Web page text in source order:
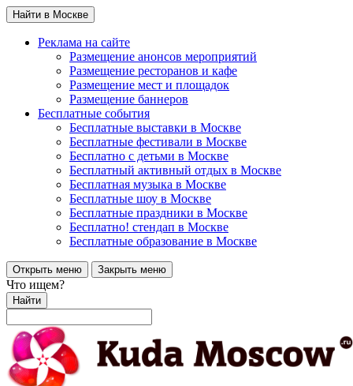
Найти в Москве
Реклама на сайте
Размещение анонсов мероприятий
Размещение ресторанов и кафе
Размещение мест и площадок
Размещение баннеров
Бесплатные события
Бесплатные выставки в Москве
Бесплатные фестивали в Москве
Бесплатно с детьми в Москве
Бесплатный активный отдых в Москве
Бесплатная музыка в Москве
Бесплатные шоу в Москве
Бесплатные праздники в Москве
Бесплатно! стендап в Москве
Бесплатные образование в Москве
Открыть меню Закрыть меню
Что ищем?
Найти